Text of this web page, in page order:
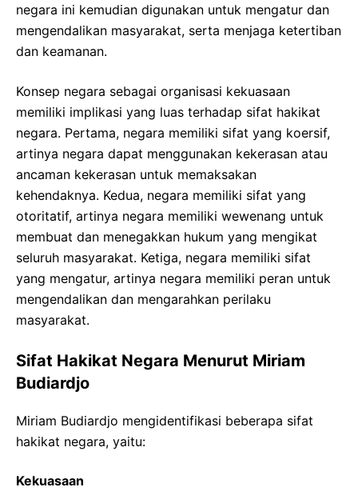
negara ini kemudian digunakan untuk mengatur dan
mengendalikan masyarakat, serta menjaga ketertiban
dan keamanan.
Konsep negara sebagai organisasi kekuasaan
memiliki implikasi yang luas terhadap sifat hakikat
negara. Pertama, negara memiliki sifat yang koersif,
artinya negara dapat menggunakan kekerasan atau
ancaman kekerasan untuk memaksakan
kehendaknya. Kedua, negara memiliki sifat yang
otoritatif, artinya negara memiliki wewenang untuk
membuat dan menegakkan hukum yang mengikat
seluruh masyarakat. Ketiga, negara memiliki sifat
yang mengatur, artinya negara memiliki peran untuk
mengendalikan dan mengarahkan perilaku
masyarakat.
Sifat Hakikat Negara Menurut Miriam
Budiardjo
Miriam Budiardjo mengidentifikasi beberapa sifat
hakikat negara, yaitu:
Kekuasaan